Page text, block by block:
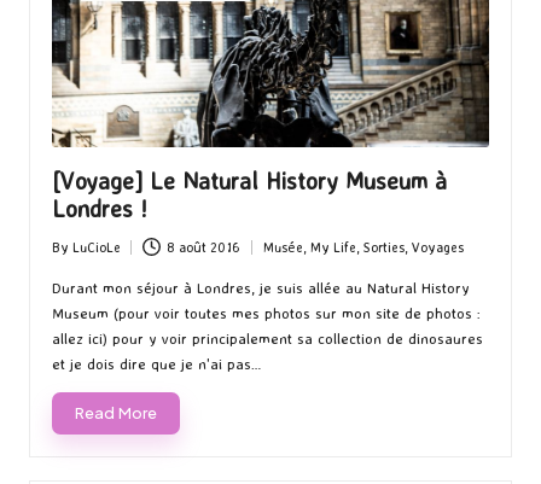
[Voyage] Le Natural History Museum à
Londres !
Posted
by
By LuCioLe 8 août 2016
Posted
in
Musée, My Life, Sorties, Voyages
Durant mon séjour à Londres, je suis allée au Natural History
Museum (pour voir toutes mes photos sur mon site de photos :
allez ici) pour y voir principalement sa collection de dinosaures
et je dois dire que je n'ai pas…
Read More